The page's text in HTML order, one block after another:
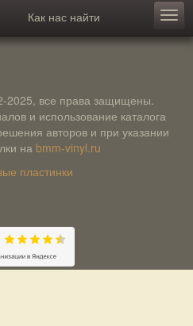
Как нас найти
2025, все права защищены.
и использование каталога
авторов и при указании
на bmm-vinyl.ru
пластинки